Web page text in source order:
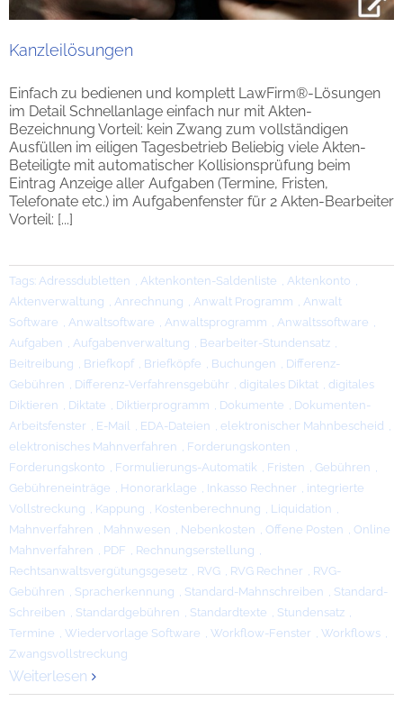
Kanzleilösungen
Einfach zu bedienen und komplett LawFirm®-Lösungen
im Detail Schnellanlage einfach nur mit Akten-
Bezeichnung Vorteil: kein Zwang zum vollständigen
Ausfüllen im eiligen Tagesbetrieb Beliebig viele Akten-
Beteiligte mit automatischer Kollisionsprüfung beim
Eintrag Anzeige aller Aufgaben (Termine, Fristen,
Telefonate etc.) im Aufgabenfenster für 2 Akten-Bearbeiter
Vorteil: [...]
Tags: Adressdubletten , Aktenkonten-Saldenliste , Aktenkonto ,
Aktenverwaltung , Anrechnung , Anwalt Programm , Anwalt
Software , Anwaltsoftware , Anwaltsprogramm , Anwaltssoftware ,
Aufgaben , Aufgabenverwaltung , Bearbeiter-Stundensatz ,
Beitreibung , Briefkopf , Briefköpfe , Buchungen , Differenz-
Gebühren , Differenz-Verfahrensgebühr , digitales Diktat , digitales
Diktieren , Diktate , Diktierprogramm , Dokumente , Dokumenten-
Arbeitsfenster , E-Mail , EDA-Dateien , elektronischer Mahnbescheid ,
elektronisches Mahnverfahren , Forderungskonten ,
Forderungskonto , Formulierungs-Automatik , Fristen , Gebühren ,
Gebühreneinträge , Honorarklage , Inkasso Rechner , integrierte
Vollstreckung , Kappung , Kostenberechnung , Liquidation ,
Mahnverfahren , Mahnwesen , Nebenkosten , Offene Posten , Online
Mahnverfahren , PDF , Rechnungserstellung ,
Rechtsanwaltsvergütungsgesetz , RVG , RVG Rechner , RVG-
Gebühren , Spracherkennung , Standard-Mahnschreiben , Standard-
Schreiben , Standardgebühren , Standardtexte , Stundensatz ,
Termine , Wiedervorlage Software , Workflow-Fenster , Workflows ,
Zwangsvollstreckung
Weiterlesen